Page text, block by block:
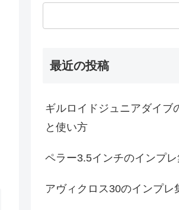
最近の投稿
ギルロイドジュニアダイブ
と使い方
ペラー3.5インチのインプ
アヴィクロス30のインプレ